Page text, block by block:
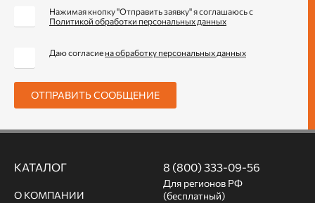
Нажимая кнопку "Отправить заявку" я соглашаюсь с
Политикой обработки персональных данных
Даю согласие на обработку персональных данных
ОТПРАВИТЬ СООБЩЕНИЕ
КАТАЛОГ
О КОМПАНИИ
8 (800) 333-09-56
Для регионов РФ
(бесплатный)